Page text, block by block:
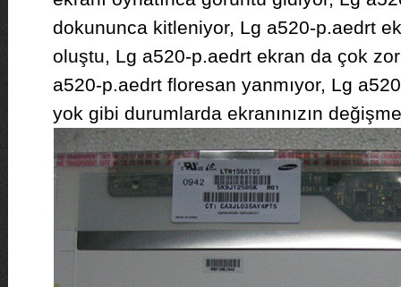
dokununca kitleniyor, Lg a520-p.aedrt
oluştu, Lg a520-p.aedrt ekran da çok
a520-p.aedrt floresan yanmıyor, Lg
yok gibi durumlarda ekranınızın